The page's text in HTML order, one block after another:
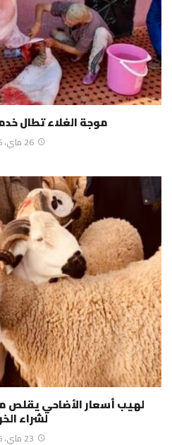
موجة الغلاء تطال
26 ماي، 2026
لهيب أسعار الأضاحي يقلص
لشراء
23 ماي، 2026